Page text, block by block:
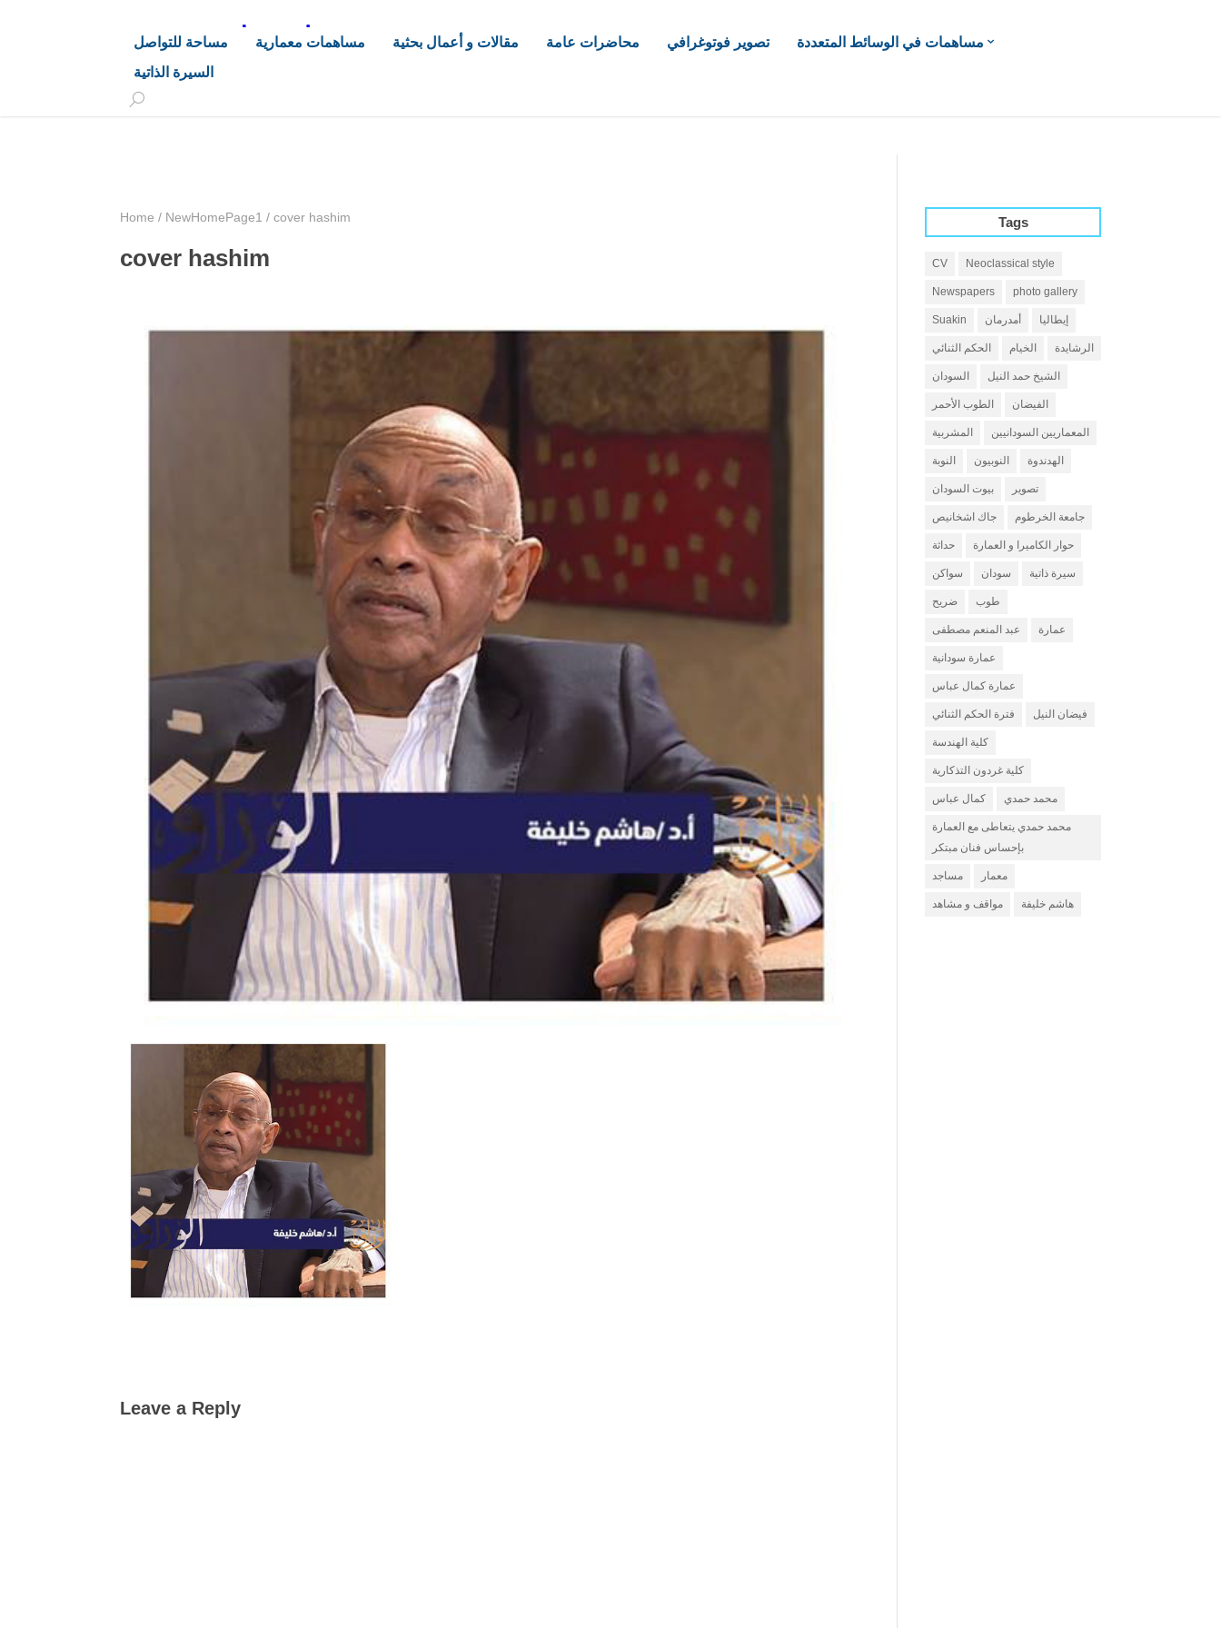
د. هاشم خليفة محجوب
مساحة للتواصل مساهمات معمارية مقالات و أعمال بحثية محاضرات عامة تصوير فوتوغرافي
مساهمات في الوسائط المتعددة
السيرة الذاتية
Home / NewHomePage1 / cover hashim
cover hashim
Leave a Reply
Tags
CV Neoclassical style
Newspapers photo gallery
Suakin أمدرمان إيطاليا
الحكم الثنائي الخيام الرشايدة
السودان الشيخ حمد النيل
الطوب الأحمر الفيضان
المشربية المعماريين السودانيين
النوبة النوبيون الهدندوة
بيوت السودان تصوير
جاك اشخانيص جامعة الخرطوم
حداثة حوار الكاميرا و العمارة
سواكن سودان سيرة ذاتية
ضريح طوب
عبد المنعم مصطفى عمارة
عمارة سودانية
عمارة كمال عباس
فترة الحكم الثنائي فيضان النيل
كلية الهندسة
كلية غردون التذكارية
كمال عباس محمد حمدي
محمد حمدي يتعاطى مع العمارة
بإحساس فنان مبتكر
مساجد معمار
مواقف و مشاهد هاشم خليفة